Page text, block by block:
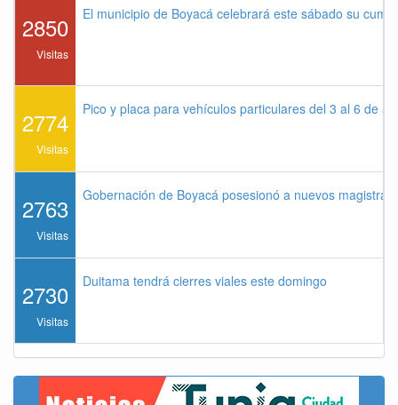
2850
Visitas
El municipio de Boyacá celebrará este sábado su
2774
Visitas
Pico y placa para vehículos particulares del 3 al 6 de
2763
Visitas
Gobernación de Boyacá posesionó a nuevos
2730
Visitas
Duitama tendrá cierres viales este domingo